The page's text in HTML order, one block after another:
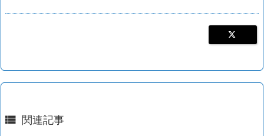
 関連記事